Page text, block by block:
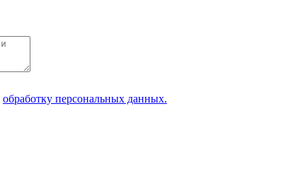
обработку персональных данных.